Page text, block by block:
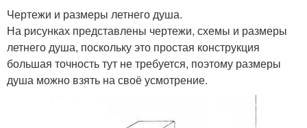
Чертежи и размеры летнего душа.
На рисунках представлены чертежи, схемы и размеры
летнего душа, поскольку это простая конструкция
большая точность тут не требуется, поэтому размеры
душа можно взять на своё усмотрение.